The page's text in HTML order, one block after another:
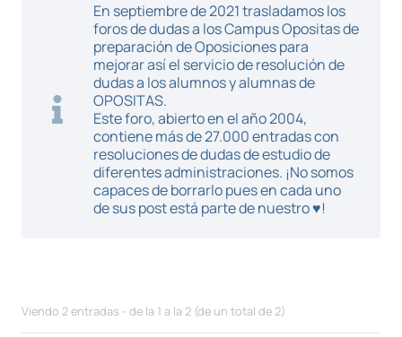
En septiembre de 2021 trasladamos los
foros de dudas a los Campus Opositas de
preparación de Oposiciones para
mejorar así el servicio de resolución de
dudas a los alumnos y alumnas de
OPOSITAS.
Este foro, abierto en el año 2004,
contiene más de 27.000 entradas con
resoluciones de dudas de estudio de
diferentes administraciones. ¡No somos
capaces de borrarlo pues en cada uno
de sus post está parte de nuestro ♥!
Viendo 2 entradas - de la 1 a la 2 (de un total de 2)